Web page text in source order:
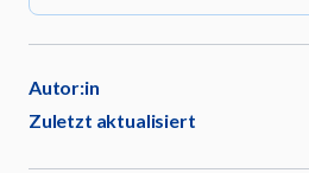
Autor:in
Zuletzt aktualisiert